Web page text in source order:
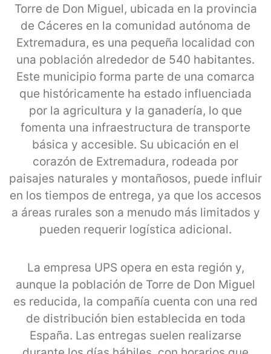
Torre de Don Miguel, ubicada en la provincia
de Cáceres en la comunidad autónoma de
Extremadura, es una pequeña localidad con
una población alrededor de 540 habitantes.
Este municipio forma parte de una comarca
que históricamente ha estado influenciada
por la agricultura y la ganadería, lo que
fomenta una infraestructura de transporte
básica y accesible. Su ubicación en el
corazón de Extremadura, rodeada por
paisajes naturales y montañosos, puede influir
en los tiempos de entrega, ya que los accesos
a áreas rurales son a menudo más limitados y
pueden requerir logística adicional.
La empresa UPS opera en esta región y,
aunque la población de Torre de Don Miguel
es reducida, la compañía cuenta con una red
de distribución bien establecida en toda
España. Las entregas suelen realizarse